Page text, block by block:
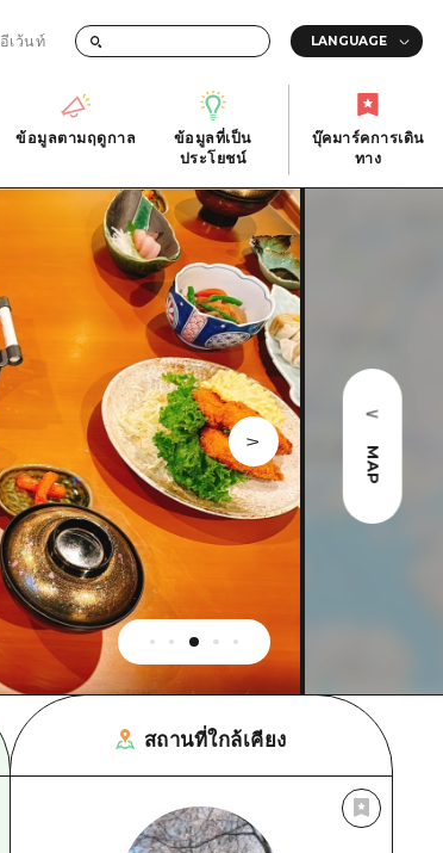
อีเว้นท์
ข้อมูลตามฤดูกาล
ข้อมูลที่เป็น
ประโยชน์
ประโยชน์
คำถามที่พบบ่อย
ดาวน์โหลดรูปภาพ
ข้อมูลการขนส่งระหว่างเกิดภัยพิบัติ
บุ๊คมาร์คการเดิน
ทาง
MAP
สถานที่ใกล้เคียง